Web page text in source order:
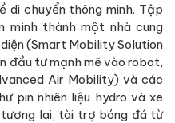
di chuyển thông minh. Tập
mình thành một nhà cung
(Smart Mobility Solution
đầu tư mạnh mẽ vào robot,
Air Mobility) và các
pin nhiên liệu hydro và xe
lai, tài trợ bóng đá từ